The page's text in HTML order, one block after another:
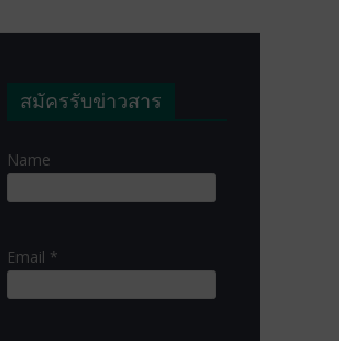
สมัครรับข่าวสาร
Name
Email *